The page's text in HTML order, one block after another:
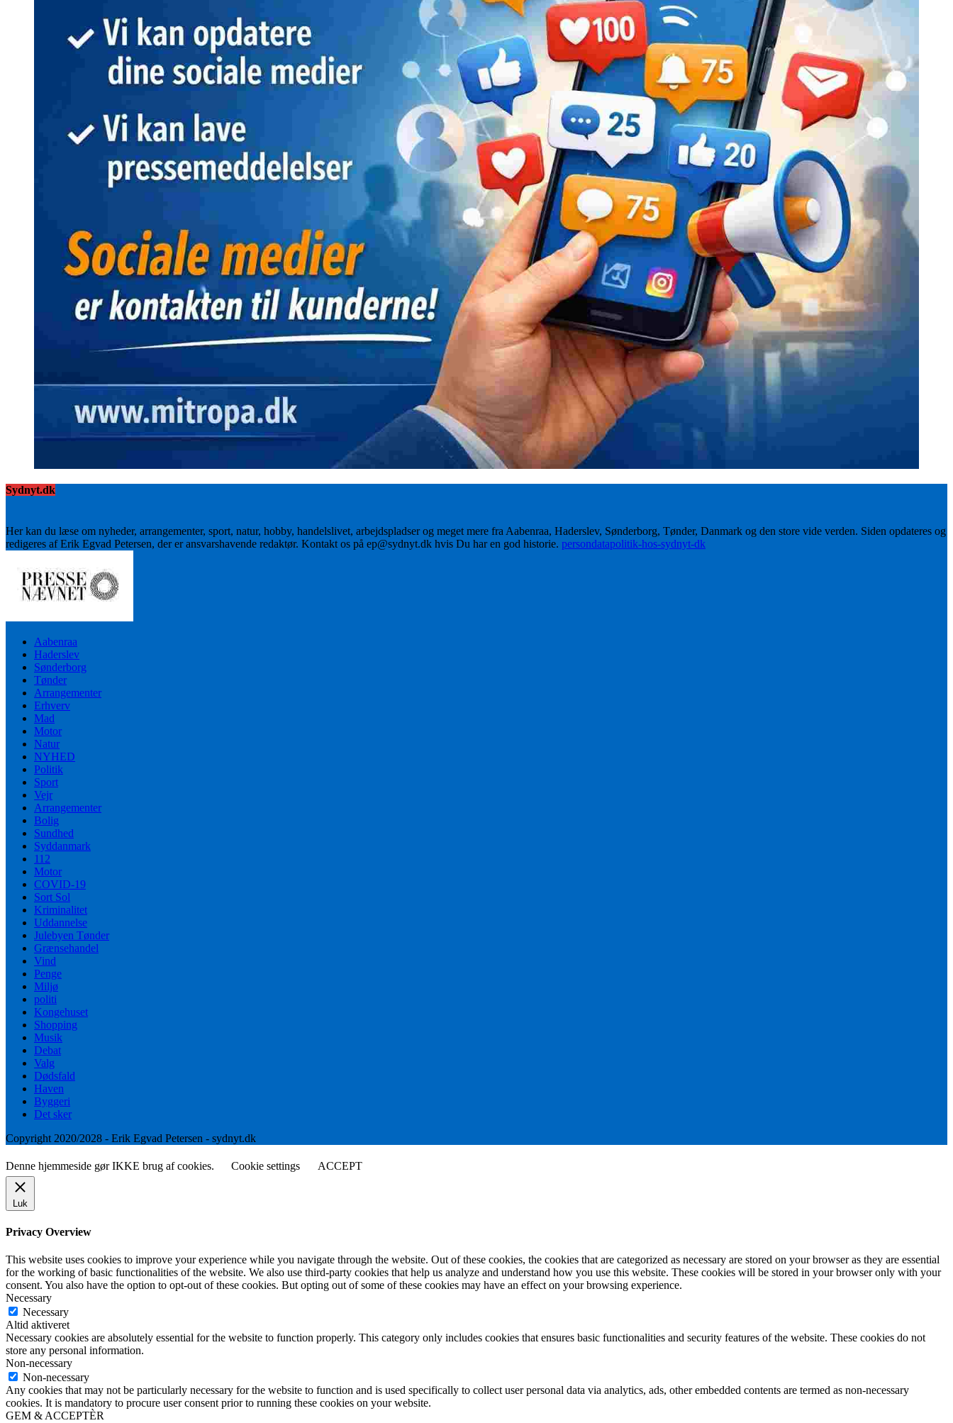
Sydnyt.dk
Her kan du læse om nyheder, arrangementer, sport, natur, hobby, handelslivet, arbejdspladser og meget mere fra Aabenraa, Haderslev, Sønderborg, Tønder, Danmark og den store vide verden. Siden opdateres og
redigeres af Erik Egvad Petersen, der er ansvarshavende redaktør. Kontakt os på ep@sydnyt.dk hvis Du har en god historie. persondatapolitik-hos-sydnyt-dk
Aabenraa
Haderslev
Sønderborg
Tønder
Arrangementer
Erhverv
Mad
Motor
Natur
NYHED
Politik
Sport
Vejr
Arrangementer
Bolig
Sundhed
Syddanmark
112
Motor
COVID-19
Sort Sol
Kriminalitet
Uddannelse
Julebyen Tønder
Grænsehandel
Vind
Penge
Miljø
politi
Kongehuset
Shopping
Musik
Debat
Valg
Dødsfald
Haven
Byggeri
Det sker
Copyright 2020/2028 - Erik Egvad Petersen - sydnyt.dk
Denne hjemmeside gør IKKE brug af cookies. Cookie settings ACCEPT
Luk
Privacy Overview
This website uses cookies to improve your experience while you navigate through the website. Out of these cookies, the cookies that are categorized as necessary are stored on your browser as they are essential
for the working of basic functionalities of the website. We also use third-party cookies that help us analyze and understand how you use this website. These cookies will be stored in your browser only with your
consent. You also have the option to opt-out of these cookies. But opting out of some of these cookies may have an effect on your browsing experience.
Necessary
Necessary
Altid aktiveret
Necessary cookies are absolutely essential for the website to function properly. This category only includes cookies that ensures basic functionalities and security features of the website. These cookies do not
store any personal information.
Non-necessary
Non-necessary
Any cookies that may not be particularly necessary for the website to function and is used specifically to collect user personal data via analytics, ads, other embedded contents are termed as non-necessary
cookies. It is mandatory to procure user consent prior to running these cookies on your website.
GEM & ACCEPTÈR